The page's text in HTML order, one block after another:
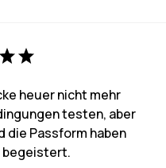
heuer nicht mehr
testen, aber
die Passform haben
begeistert.